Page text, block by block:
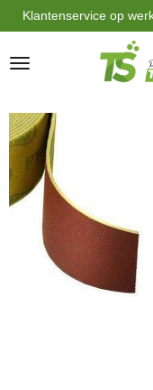
Ga
direct
naar
de
Klantenservice op